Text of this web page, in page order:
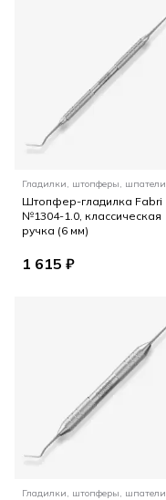
Гладилки, штопферы, шпатели
Штопфер-гладилка Fabri
№1304-1.0, классическая
ручка (6 мм)
1 615 ₽
Гладилки, штопферы, шпатели